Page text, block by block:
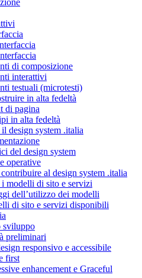
di composizione
interattivi
testuali (microtesti)
in alta fedeltà
di pagina
in alta fedeltà
design system .italia
del design system
operative
al design system .italia
modelli di sito e servizi
dell’utilizzo dei modelli
di sito e servizi disponibili
sviluppo
preliminari
responsivo e accessibile
first
enhancement e Graceful